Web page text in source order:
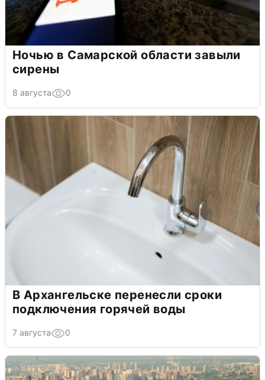
Ночью в Самарской области завыли
сирены
8 августа 0
В Архангельске перенесли сроки
подключения горячей воды
7 августа 0